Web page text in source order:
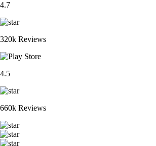
4.7
320k Reviews
4.5
660k Reviews